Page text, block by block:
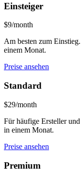
Einsteiger
$9/month
Am besten zum
einem Monat.
Preise ansehen
Standard
$29/month
Für häufige Ersteller
in einem Monat.
Preise ansehen
Premium